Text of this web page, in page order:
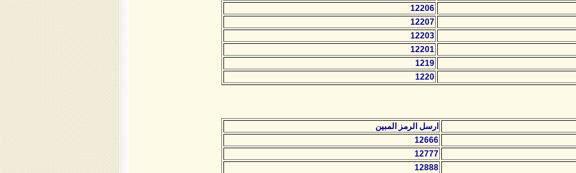
12206
12207
12203
12201
1219
1220
ارسل الرمز المبين
12666
12777
12888